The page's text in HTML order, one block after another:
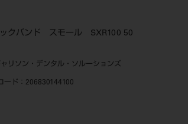
クバンド スモール SXR100 50
ャリソン・デンタル・ソルーションズ
ード ：206830144100